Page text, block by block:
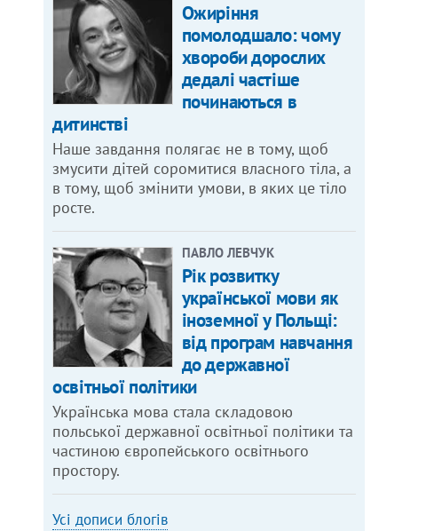
Ожиріння
помолодшало: чому
хвороби дорослих
дедалі частіше
починаються в
дитинстві
Наше завдання полягає не в тому, щоб
змусити дітей соромитися власного тіла, а
в тому, щоб змінити умови, в яких це тіло
росте.
ПАВЛО ЛЕВЧУК
Рік розвитку
української мови як
іноземної у Польщі:
від програм навчання
до державної
освітньої політики
Українська мова стала складовою
польської державної освітньої політики та
частиною європейського освітнього
простору.
Усі дописи блогів